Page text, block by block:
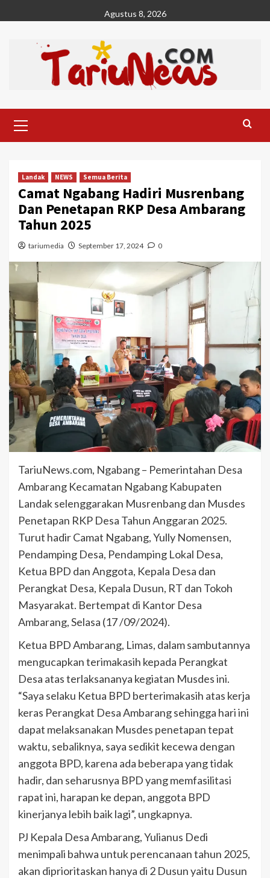
to
Agustus 8, 2026
Menu
Landak NEWS Semua Berita
Camat Ngabang Hadiri Musrenbang
Dan Penetapan RKP Desa Ambarang
Tahun 2025
tariumedia September 17, 2024 0
TariuNews.com, Ngabang – Pemerintahan Desa
Ambarang Kecamatan Ngabang Kabupaten
Landak selenggarakan Musrenbang dan Musdes
Penetapan RKP Desa Tahun Anggaran 2025.
Turut hadir Camat Ngabang, Yully Nomensen,
Pendamping Desa, Pendamping Lokal Desa,
Ketua BPD dan Anggota, Kepala Desa dan
Perangkat Desa, Kepala Dusun, RT dan Tokoh
Masyarakat. Bertempat di Kantor Desa
Ambarang, Selasa (17 /09/2024).
Ketua BPD Ambarang, Limas, dalam sambutannya
mengucapkan terimakasih kepada Perangkat
Desa atas terlaksananya kegiatan Musdes ini.
“Saya selaku Ketua BPD berterimakasih atas kerja
keras Perangkat Desa Ambarang sehingga hari ini
dapat melaksanakan Musdes penetapan tepat
waktu, sebaliknya, saya sedikit kecewa dengan
anggota BPD, karena ada beberapa yang tidak
hadir, dan seharusnya BPD yang memfasilitasi
rapat ini, harapan ke depan, anggota BPD
kinerjanya lebih baik lagi”, ungkapnya.
PJ Kepala Desa Ambarang, Yulianus Dedi
menimpali bahwa untuk perencanaan tahun 2025,
akan diprioritaskan hanya di 2 Dusun yaitu Dusun